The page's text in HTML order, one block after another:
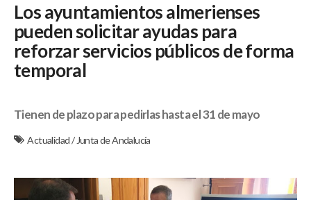
Los ayuntamientos almerienses
pueden solicitar ayudas para
reforzar servicios públicos de forma
temporal
Tienen de plazo para pedirlas hasta el 31 de mayo
Actualidad/ Junta de Andalucía